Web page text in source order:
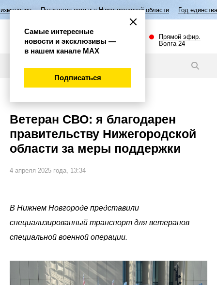
семьи в Нижегородской области Год единства народов России
Прямой эфир.
Волга 24
Ветеран СВО: я благодарен
правительству Нижегородской
области за меры поддержки
4 апреля 2025 года, 13:34
В Нижнем Новгороде представили
специализированный транспорт для ветеранов
специальной военной операции.
Самые интересные
новости и эксклюзивы —
в нашем канале МАХ
Подписаться